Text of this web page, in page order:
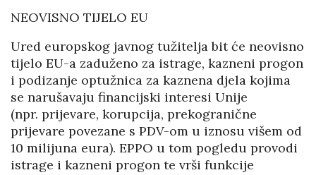
NEOVISNO TIJELO EU
Ured europskog javnog tužitelja bit će neovisno
tijelo EU-a zaduženo za istrage, kazneni progon
i podizanje optužnica za kaznena djela kojima
se narušavaju financijski interesi Unije
(npr. prijevare, korupcija, prekogranične
prijevare povezane s PDV-om u iznosu višem od
10 milijuna eura). EPPO u tom pogledu provodi
istrage i kazneni progon te vrši funkcije